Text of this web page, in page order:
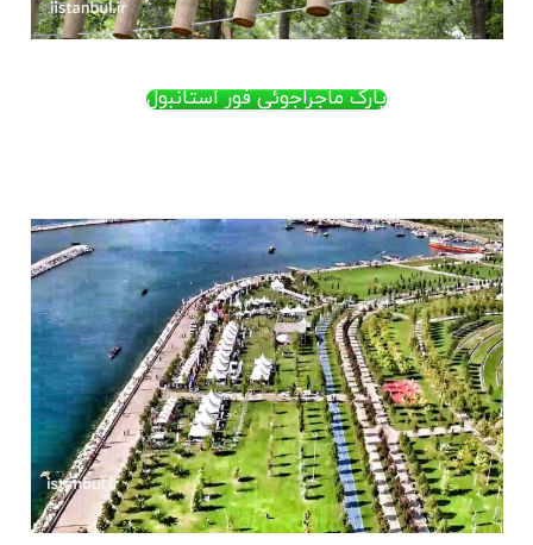
پارک ماجراجوئی فور استانبول